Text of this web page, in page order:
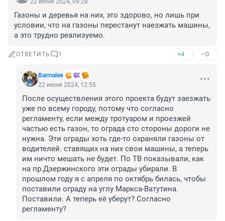
22 июня 2024, 09:28
Газоны и деревья на них, это здорово, но лишь при
условии, что на газоны перестанут наезжать машины,
а это трудно реализуемо.
ОТВЕТИТЬ 1 +4 –0
Barmaleя
22 июня 2024, 12:55
После осуществления этого проекта будут заезжать
уже по всему городу, потому что согласно
регламенту, если между тротуаром и проезжей
частью есть газон, то ограда сто стороны дороги не
нужна. Эти ограды хоть где-то охраняли газоны от
водителей. ставящих на них свои машины, а теперь
им ничто мешать не будет. По ТВ показывали, как
на пр.Дзержинского эти ограды убирали. В
прошлом году я с апреля по октябрь билась, чтобы
поставили ограду на углу Маркса-Ватутина.
Поставили. А теперь её уберут? Согласно
регламенту?